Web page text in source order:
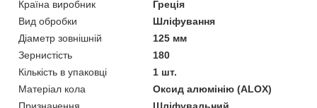
Країна виробник
Греція
Вид обробки
Шліфування
Діаметр зовнішній
125 мм
Зернистість
180
Кількість в упаковці
1 шт.
Матеріал кола
Оксид алюмінію (ALOX)
Призначення
Шліфувальний